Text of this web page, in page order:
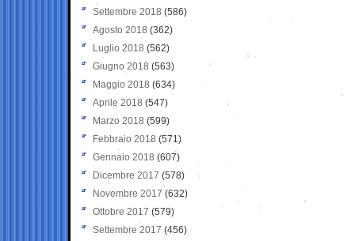
Settembre 2018 (586)
Agosto 2018 (362)
Luglio 2018 (562)
Giugno 2018 (563)
Maggio 2018 (634)
Aprile 2018 (547)
Marzo 2018 (599)
Febbraio 2018 (571)
Gennaio 2018 (607)
Dicembre 2017 (578)
Novembre 2017 (632)
Ottobre 2017 (579)
Settembre 2017 (456)